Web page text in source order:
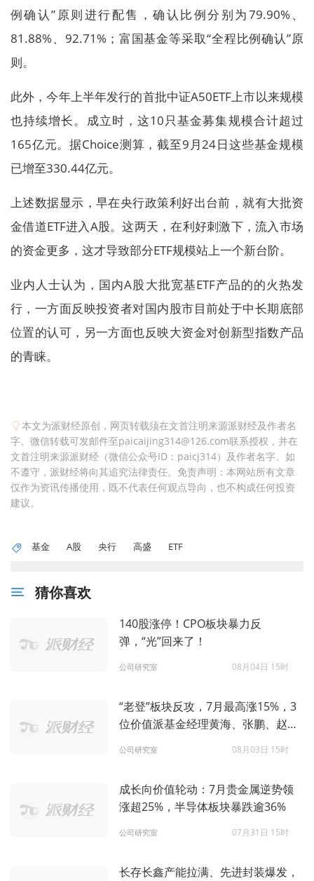
例确认”原则进行配售，确认比例分别为79.90%、
81.88%、92.71%；富国基金等采取“全程比例确认”原
则。
此外，今年上半年发行的首批中证A50ETF上市以来规模
也持续增长。成立时，这10只基金募集规模合计超过
165亿元。据Choice测算，截至9月24日这些基金规模
已增至330.44亿元。
上述数据显示，早在央行政策利好出台前，就有大批资
金借道ETF进入A股。这两天，在利好刺激下，流入市场
的资金更多，这才导致部分ETF规模站上一个新台阶。
业内人士认为，国内A股大批宽基ETF产品的的火热发
行，一方面反映投资者对国内股市目前处于中长期底部
位置的认可，另一方面也反映大资金对创新型指数产品
的青睐。
本文为派财经原创，网页转载须在文首注明来源派财经及作者名
字。微信转载可发邮件至paicaijing314@126.com联系授权，并在
文首注明来源派财经（微信公众号ID：paicj314）及作者名字。如
不遵守，派财经将向其追究法律责任。免责声明：本网站所有文章
仅作为资讯传播使用，既不代表任何观点导向，也不构成任何投资
建议。
基金 A股 央行 高盛 ETF
猜你喜欢
140股涨停！CPO板块暴力反
弹，“光”回来了！
公司研究室 08月04日 15时
“老登”板块反攻，7月最高涨15%，3
位价值派基金经理黄海、张鹏、赵鹏
公司研究室 08月03日 15时
成长向价值轮动：7月贵金属逆势领
涨超25%，半导体板块暴跌逾36%
公司研究室 07月31日 15时
长存长鑫产能拉满、先进封装爆发，